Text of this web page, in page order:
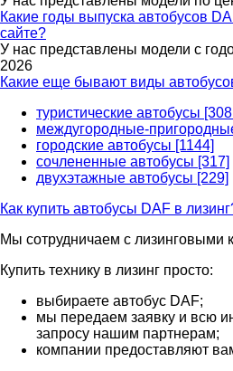
Какие годы выпуска автобусов
сайте?
У нас представлены модели с
2026
Какие еще бывают виды
туристические автобусы
междугородные-
городские автобусы [1144]
сочлененные автобусы [317]
двухэтажные автобусы [229]
Как купить автобусы DAF в
Мы сотрудничаем с лизинговыми
Купить технику в лизинг просто:
выбираете автобус DAF;
мы передаем заявку и всю
запросу нашим партнерам;
компании предоставляют